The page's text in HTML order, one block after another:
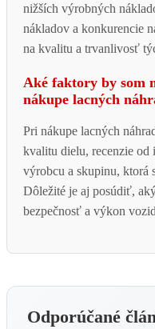
nižších výrobných
nákladov a konkurencie
na kvalitu a trvanlivosť
Aké faktory by som
nákupe lacných
Pri nákupe lacných
kvalitu dielu, recenzie
výrobcu a skupinu, ktorá
Dôležité je aj posúdiť,
bezpečnosť a výkon
Odporúčané